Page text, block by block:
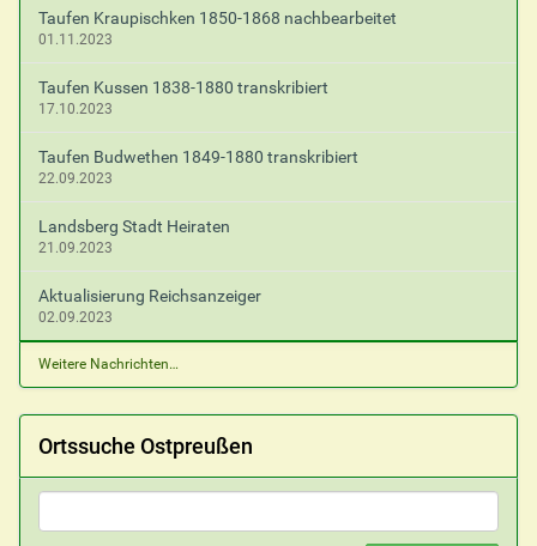
Taufen Kraupischken 1850-1868 nachbearbeitet
01.11.2023
Taufen Kussen 1838-1880 transkribiert
17.10.2023
Taufen Budwethen 1849-1880 transkribiert
22.09.2023
Landsberg Stadt Heiraten
21.09.2023
Aktualisierung Reichsanzeiger
02.09.2023
Weitere Nachrichten…
Ortssuche Ostpreußen